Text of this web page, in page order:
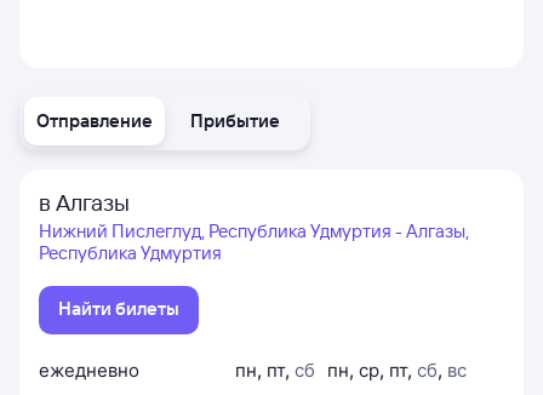
Отправление Прибытие
в Алгазы
Нижний Пислеглуд, Республика Удмуртия - Алгазы,
Республика Удмуртия
Найти билеты
ежедневно
пн, пт, сб
пн, ср, пт, сб, вс